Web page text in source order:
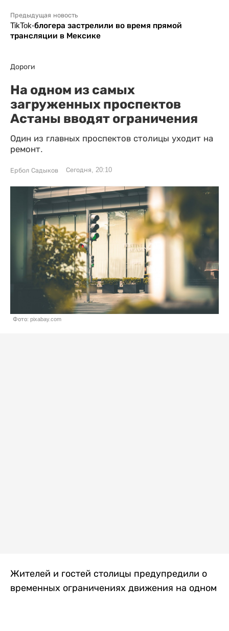
Предыдущая новость
TikTok-блогера застрелили во время прямой
трансляции в Мексике
Дороги
На одном из самых
загруженных проспектов
Астаны вводят ограничения
Один из главных проспектов столицы уходит на
ремонт.
Ербол Садыков Сегодня, 20:10
Фото: pixabay.com
Жителей и гостей столицы предупредили о
временных ограничениях движения на одном